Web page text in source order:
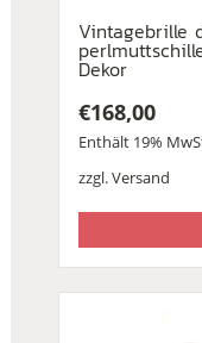
Vintagebrille
Dekor
€168,00
Enthält 19%
zzgl.Versand